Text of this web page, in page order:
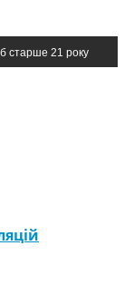
старше 21 року